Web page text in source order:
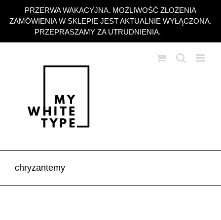
PRZERWA WAKACYJNA. MOŻLIWOŚĆ ZŁOŻENIA
ZAMÓWIENIA W SKLEPIE JEST AKTUALNIE WYŁĄCZONA.
PRZEPRASZAMY ZA UTRUDNIENIA.
zawartości
chryzantemy